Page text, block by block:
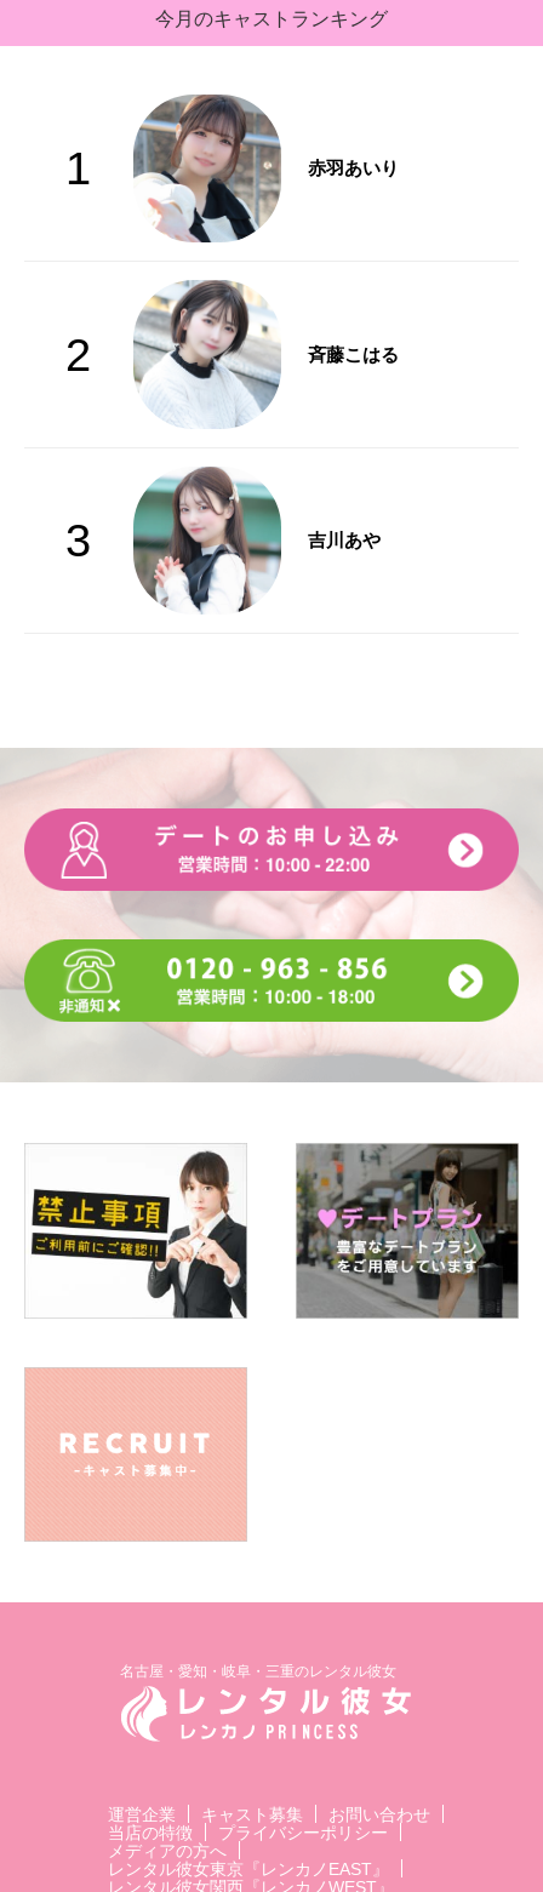
今月のキャストランキング
1 赤羽あいり
2 斉藤こはる
3 吉川あや
名古屋・愛知・岐阜・三重のレンタル彼女
運営企業 キャスト募集
お問い合わせ
当店の特徴
プライバシーポリシー
メディアの方へ
レンタル彼女東京『レンカノEAST』
レンタル彼女関西『レンカノWEST』